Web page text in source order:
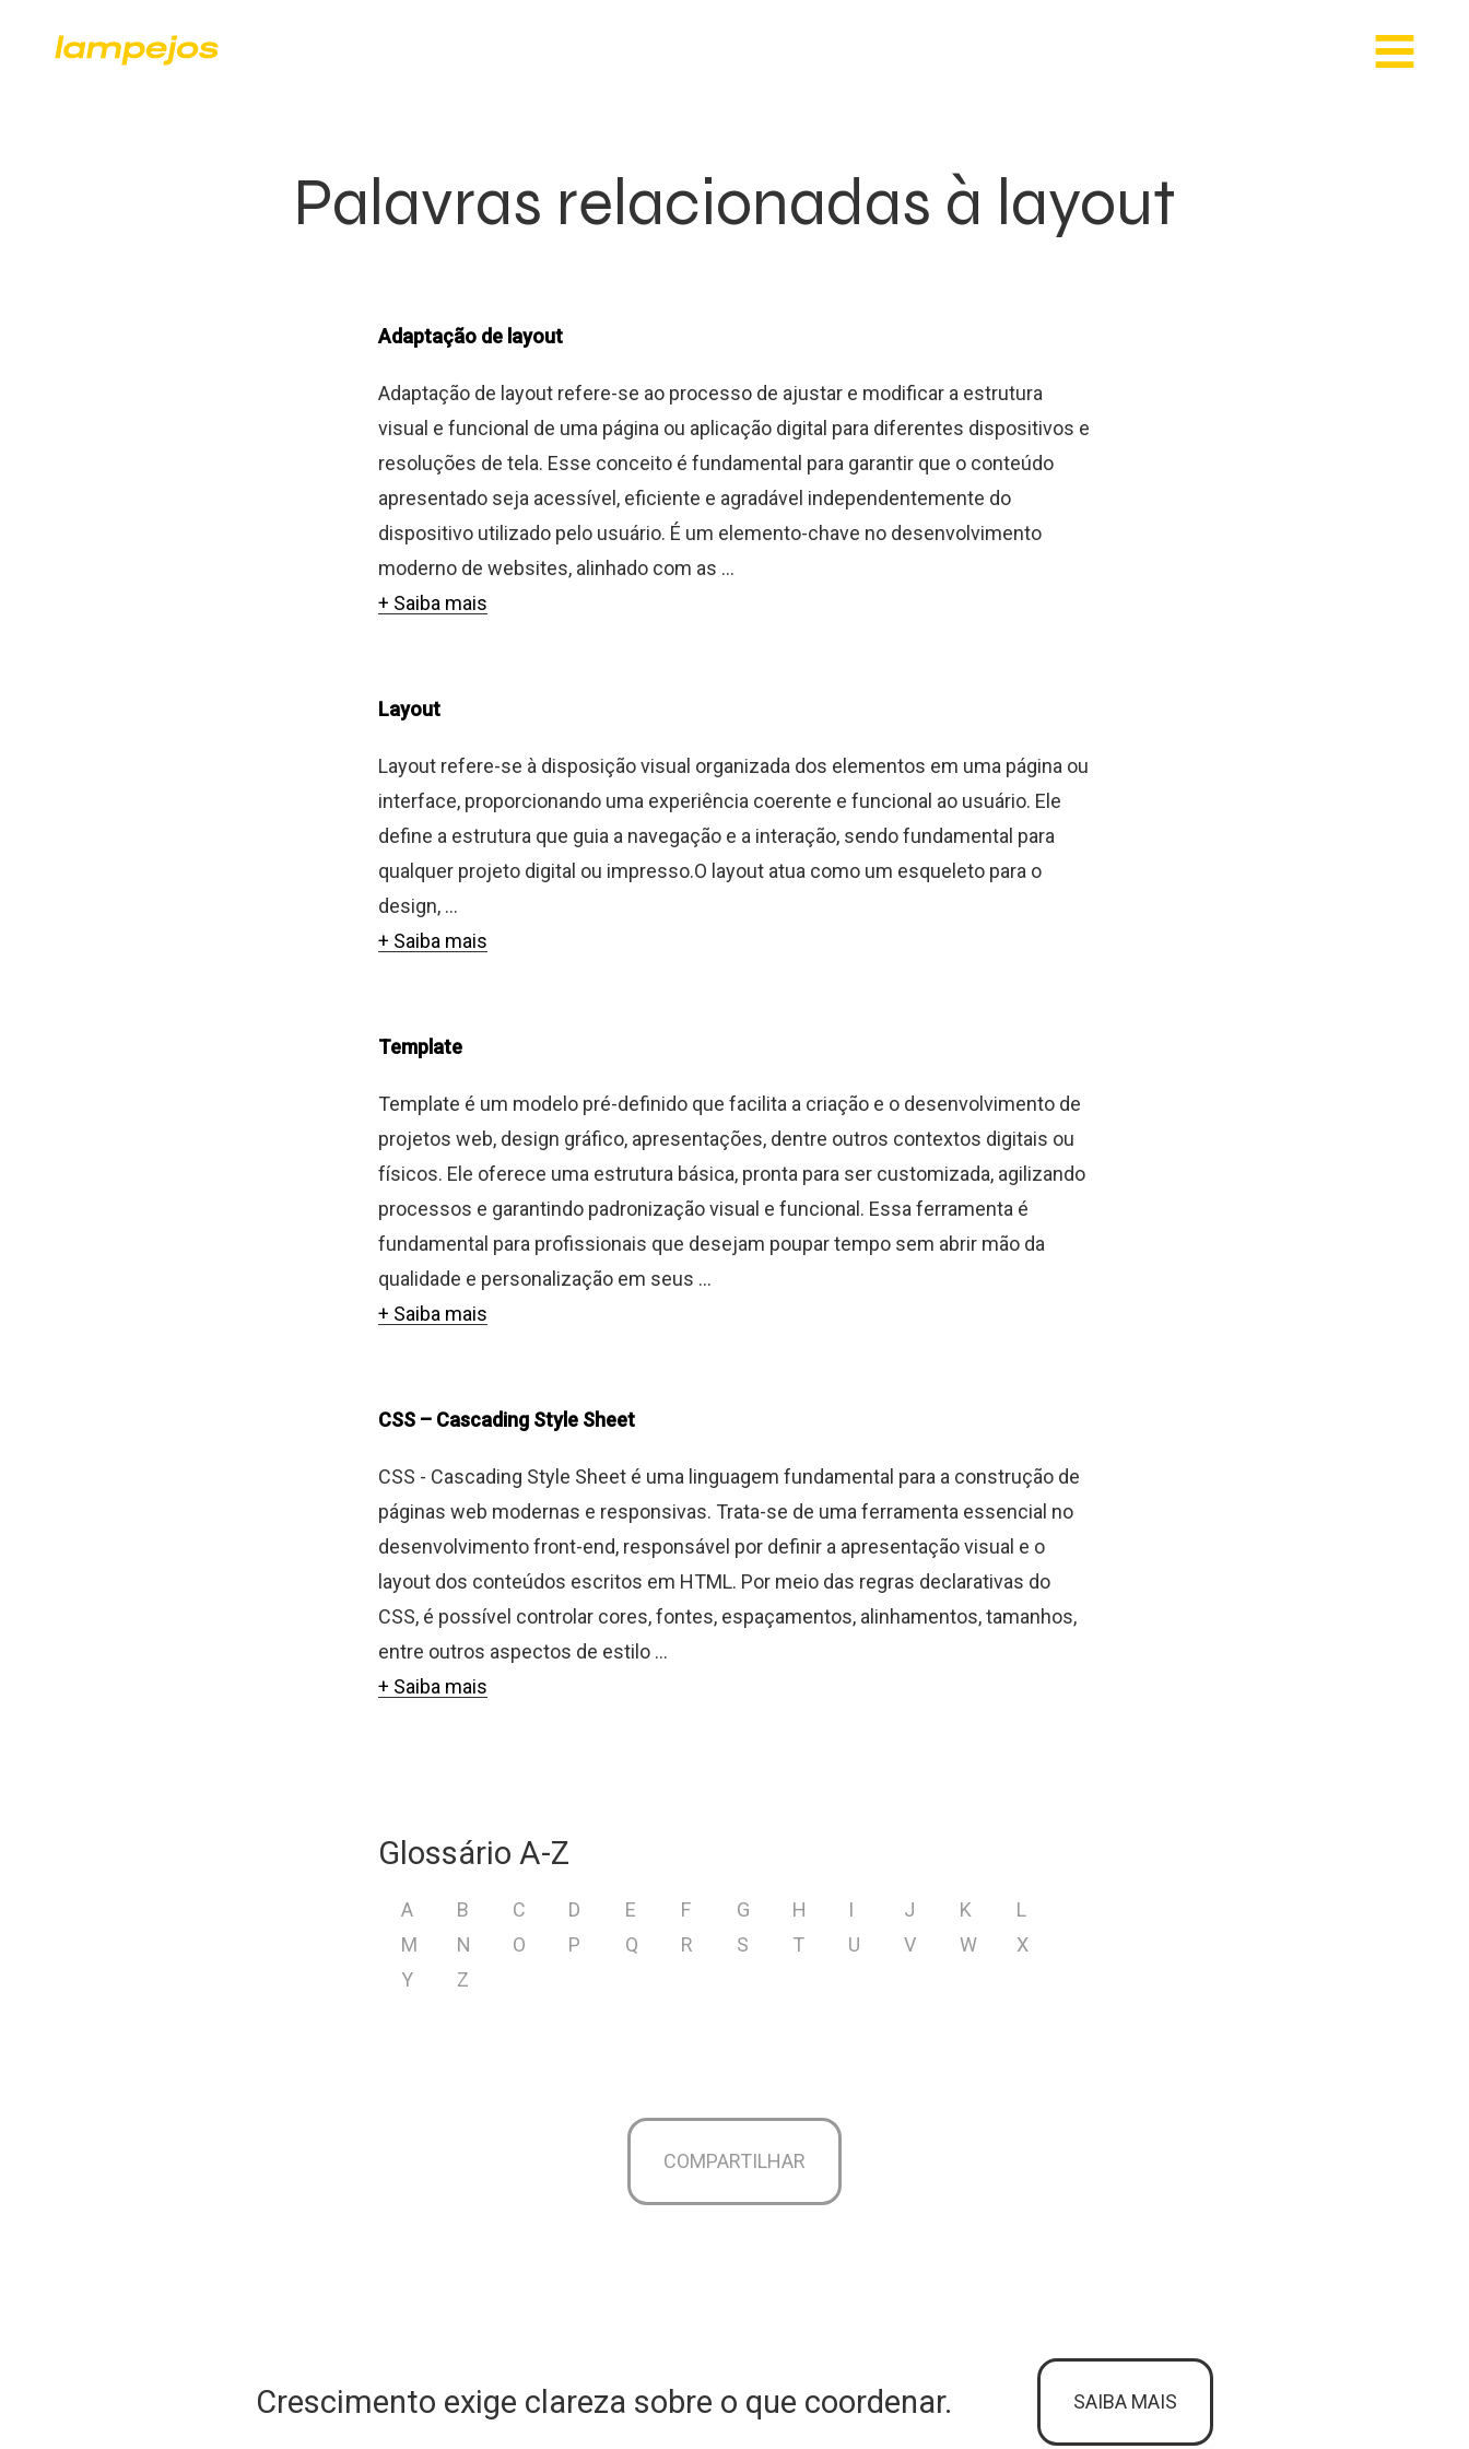
Palavras relacionadas à layout
Adaptação de layout
Adaptação de layout refere-se ao processo de ajustar e modificar a estrutura
visual e funcional de uma página ou aplicação digital para diferentes dispositivos e
resoluções de tela. Esse conceito é fundamental para garantir que o conteúdo
apresentado seja acessível, eficiente e agradável independentemente do
dispositivo utilizado pelo usuário. É um elemento-chave no desenvolvimento
moderno de websites, alinhado com as ...
+ Saiba mais
Layout
Layout refere-se à disposição visual organizada dos elementos em uma página ou
interface, proporcionando uma experiência coerente e funcional ao usuário. Ele
define a estrutura que guia a navegação e a interação, sendo fundamental para
qualquer projeto digital ou impresso.O layout atua como um esqueleto para o
design, ...
+ Saiba mais
Template
Template é um modelo pré-definido que facilita a criação e o desenvolvimento de
projetos web, design gráfico, apresentações, dentre outros contextos digitais ou
físicos. Ele oferece uma estrutura básica, pronta para ser customizada, agilizando
processos e garantindo padronização visual e funcional. Essa ferramenta é
fundamental para profissionais que desejam poupar tempo sem abrir mão da
qualidade e personalização em seus ...
+ Saiba mais
CSS – Cascading Style Sheet
CSS - Cascading Style Sheet é uma linguagem fundamental para a construção de
páginas web modernas e responsivas. Trata-se de uma ferramenta essencial no
desenvolvimento front-end, responsável por definir a apresentação visual e o
layout dos conteúdos escritos em HTML. Por meio das regras declarativas do
CSS, é possível controlar cores, fontes, espaçamentos, alinhamentos, tamanhos,
entre outros aspectos de estilo ...
+ Saiba mais
Glossário A-Z
A B C D E F G H I J K
L
M
N O P Q R S T U V W
X
Y
Z
COMPARTILHAR
Crescimento exige clareza sobre o que coordenar. SAIBA MAIS